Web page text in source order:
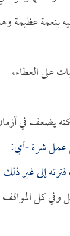
بنعمة عظيمة
على العطاء،
يضعف في
عمل شرة -أي:
إلى غير ذلك
وفي كل المواقف